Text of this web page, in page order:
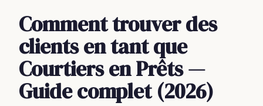
Comment trouver des
clients en tant que
Courtiers en Prêts —
Guide complet (2026)